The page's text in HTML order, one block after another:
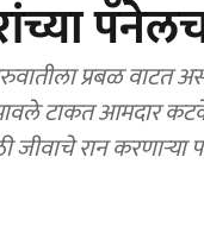
प्रबळ वाटत
टाकत आमदार
रान करणाऱ्या